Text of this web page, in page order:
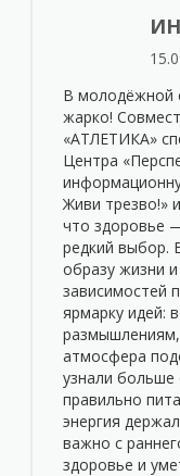
В молодёжной
жарко!
«АТЛЕТИКА»
Центра
Живи трезво!»
что здоровье
редкий выбор.
образу жизни
зависимостей
ярмарку идей:
атмосфера
узнали больше
правильно
энергия
важно с
здоровье и